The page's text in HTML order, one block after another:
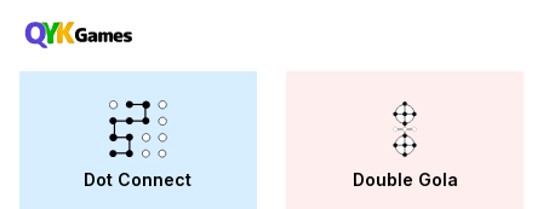
Dot Connect Double Gola